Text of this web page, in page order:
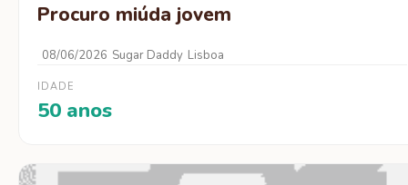
Procuro miúda jovem
08/06/2026 Sugar Daddy Lisboa
IDADE
50 anos